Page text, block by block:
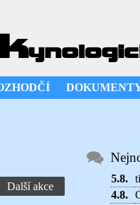
k
Další akce
5.8.
4.8.